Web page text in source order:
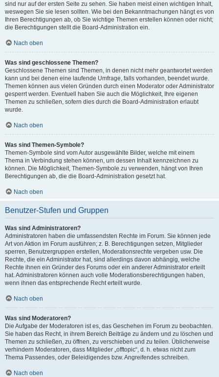
sind nur auf der ersten Seite zu sehen. Sie haben meist einen wichtigen Inhalt,
weswegen Sie sie lesen sollten. Wie bei den Bekanntmachungen hängt es von
Ihren Berechtigungen ab, ob Sie wichtige Themen erstellen können oder nicht;
die Berechtigungen stellt die Board-Administration ein.
Nach oben
Was sind geschlossene Themen?
Geschlossene Themen sind Themen, in denen nicht mehr geantwortet werden
kann und bei denen eine laufende Umfrage, falls vorhanden, beendet wurde.
Themen können aus vielen Gründen durch einen Moderator oder Administrator
gesperrt werden. Eventuell haben Sie auch die Möglichkeit, Ihre eigenen
Themen zu schließen, sofern dies durch die Board-Administration erlaubt
wurde.
Nach oben
Was sind Themen-Symbole?
Themen-Symbole sind vom Autor ausgewählte Bilder, welche mit einem
Thema in Verbindung stehen können, um dessen Inhalt kennzeichnen zu
können. Die Möglichkeit, Themen-Symbole zu verwenden, hängt von Ihren
Berechtigungen ab, die die Board-Administration gesetzt hat.
Nach oben
Benutzer-Stufen und Gruppen
Was sind Administratoren?
Administratoren haben die umfassendsten Rechte im Forum. Sie können jede
Art von Aktion im Forum ausführen; z. B. Berechtigungen setzen, Mitglieder
sperren, Benutzergruppen erstellen, Moderationsrechte vergeben usw. Die
Rechte, die ein Administrator hat, sind allerdings davon abhängig, welche
Rechte ihnen ein Gründer des Forums oder ein anderer Administrator erteilt
hat. Administratoren können auch volle Moderationsberechtigungen haben,
wenn ihnen das entsprechende Recht erteilt wurde.
Nach oben
Was sind Moderatoren?
Die Aufgabe der Moderatoren ist es, das Geschehen im Forum zu beobachten.
Sie haben das Recht, in ihrem Bereich Beiträge zu ändern und zu löschen und
Themen zu schließen, zu öffnen, zu verschieben und zu teilen. Üblicherweise
verhindern Moderatoren, dass Mitglieder „offtopic“, d. h. etwas nicht zum
Thema Passendes, oder Beleidigendes bzw. Angreifendes schreiben.
Nach oben